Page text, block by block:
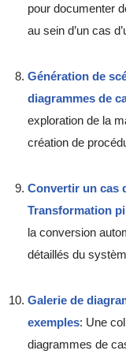
pour documenter
au sein d’un cas
Génération de
diagrammes de
exploration de la
création de
Convertir un cas
Transformation
la conversion
détaillés du
Galerie de
exemples: Une
diagrammes de